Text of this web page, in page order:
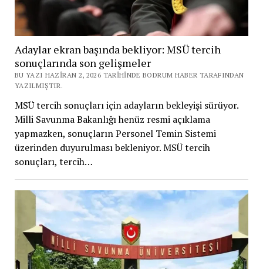
Adaylar ekran başında bekliyor: MSÜ tercih
sonuçlarında son gelişmeler
BU YAZI HAZIRAN 2, 2026 TARIHINDE BODRUM HABER TARAFINDAN
YAZILMIŞTIR.
MSÜ tercih sonuçları için adayların bekleyişi sürüyor.
Milli Savunma Bakanlığı henüz resmi açıklama
yapmazken, sonuçların Personel Temin Sistemi
üzerinden duyurulması bekleniyor. MSÜ tercih
sonuçları, tercih…